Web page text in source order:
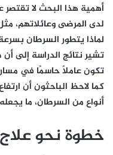
أهمية هذا البحث لا
لدى المرضى وعائلاتهم،
لماذا يتطور السرطان
تشير نتائج الدراسة إلى
تكون عاملًا حاسمًا في
أنواع من السرطان، ما
خطوة نحو